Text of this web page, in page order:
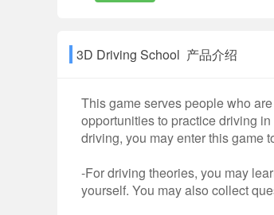
3D Driving School 产品介绍
This game serves people who
opportunities to practice driving
driving, you may enter this game
-For driving theories, you may
yourself. You may also collect